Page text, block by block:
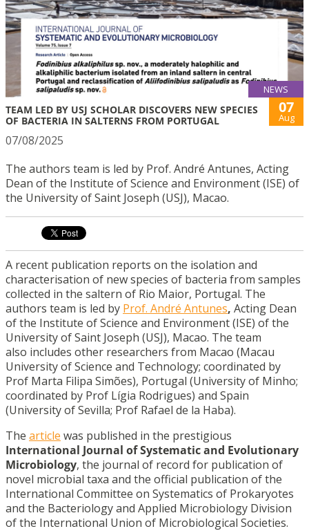
NEWS
TEAM LED BY USJ SCHOLAR DISCOVERS NEW SPECIES
OF BACTERIA IN SALTERNS FROM PORTUGAL
07
Aug
07/08/2025
The authors team is led by Prof. André Antunes, Acting
Dean of the Institute of Science and Environment (ISE) of
the University of Saint Joseph (USJ), Macao.
A recent publication reports on the isolation and
characterisation of new species of bacteria from samples
collected in the saltern of Rio Maior, Portugal. The
authors team is led by Prof. André Antunes, Acting Dean
of the Institute of Science and Environment (ISE) of the
University of Saint Joseph (USJ), Macao. The team
also includes other researchers from Macao (Macau
University of Science and Technology; coordinated by
Prof Marta Filipa Simões), Portugal (University of Minho;
coordinated by Prof Lígia Rodrigues) and Spain
(University of Sevilla; Prof Rafael de la Haba).
The article was published in the prestigious
International Journal of Systematic and Evolutionary
Microbiology, the journal of record for publication of
novel microbial taxa and the official publication of the
International Committee on Systematics of Prokaryotes
and the Bacteriology and Applied Microbiology Division
of the International Union of Microbiological Societies.